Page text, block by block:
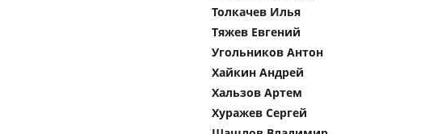
Толкачев Илья
Тяжев Евгений
Угольников Антон
Хайкин Андрей
Хальзов Артем
Хуражев Сергей